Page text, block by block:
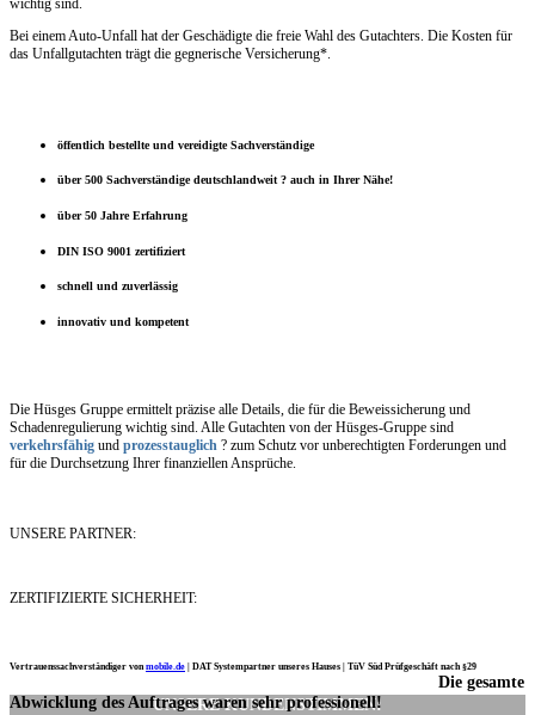
wichtig sind.
Bei einem Auto-Unfall hat der Geschädigte die freie Wahl des Gutachters. Die Kosten für
das Unfallgutachten trägt die gegnerische Versicherung*.
öffentlich bestellte und vereidigte Sachverständige
über 500 Sachverständige deutschlandweit ? auch in Ihrer Nähe!
über 50 Jahre Erfahrung
DIN ISO 9001 zertifiziert
schnell und zuverlässig
innovativ und kompetent
Die Hüsges Gruppe ermittelt präzise alle Details, die für die Beweissicherung und
Schadenregulierung wichtig sind. Alle Gutachten von der Hüsges-Gruppe sind
verkehrsfähig und prozesstauglich ? zum Schutz vor unberechtigten Forderungen und
für die Durchsetzung Ihrer finanziellen Ansprüche.
UNSERE PARTNER:
ZERTIFIZIERTE SICHERHEIT:
Vertrauenssachverständiger vonmobile.de DAT Systempartner unseres Hauses | TüV Süd Prüfgeschäft nach §29
UNSERE KUNDENSTIMMEN:
Die gesamte
Abwicklung des Auftrages waren sehr professionell!